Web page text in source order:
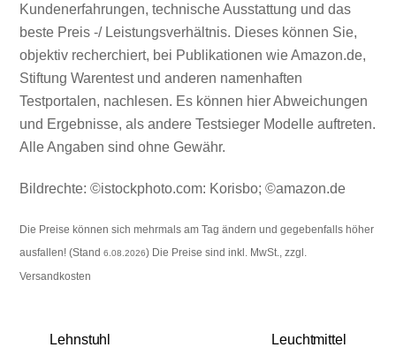
Kundenerfahrungen, technische Ausstattung und das
beste Preis -/ Leistungsverhältnis. Dieses können Sie,
objektiv recherchiert, bei Publikationen wie Amazon.de,
Stiftung Warentest und anderen namenhaften
Testportalen, nachlesen. Es können hier Abweichungen
und Ergebnisse, als andere Testsieger Modelle auftreten.
Alle Angaben sind ohne Gewähr.
Bildrechte: ©istockphoto.com: Korisbo; ©amazon.de
Die Preise können sich mehrmals am Tag ändern und gegebenfalls höher
ausfallen! (Stand6.08.2026) Die Preise sind inkl. MwSt., zzgl.
Versandkosten
Lehnstuhl Leuchtmittel